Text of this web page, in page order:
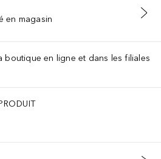
AU PANIER
en magasin
boutique en ligne et dans les filiales